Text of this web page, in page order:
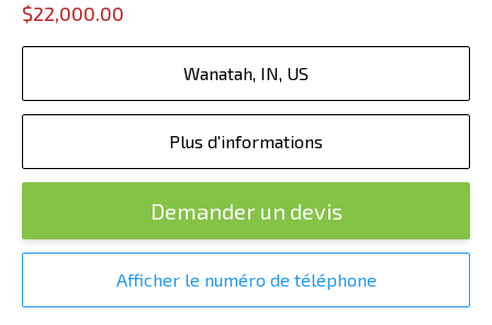
$22,000.00
Wanatah, IN, US
Plus d'informations
Demander un devis
Afficher le numéro de téléphone